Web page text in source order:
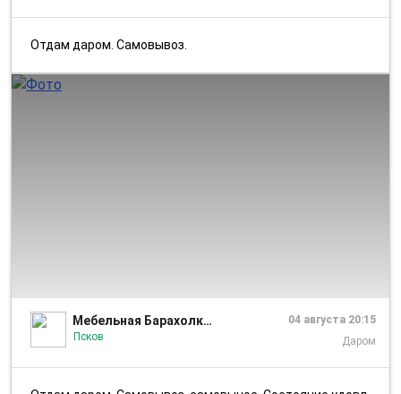
Отдам даром. Самовывоз.
Мебельная Барахолка Псков
Псков
04 августа 20:15
Даром